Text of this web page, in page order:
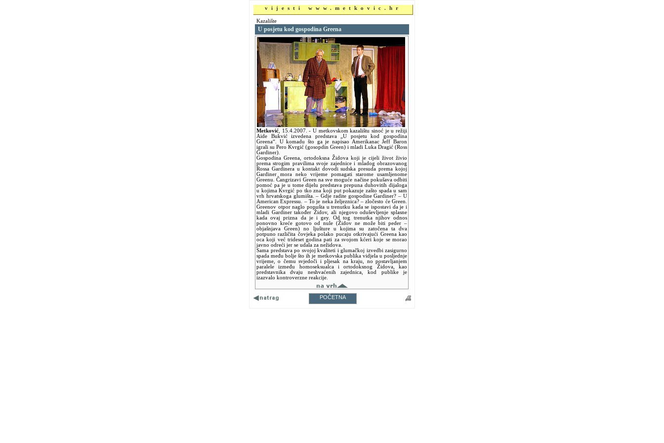
vijesti www.metkovic.hr
Kazalište
U posjetu kod gospodina Greena
Metković 15.4.2007.- U metkovskom kazalištu sinoć je u režiji
Aide Bukvić izvedena predstava „U posjetu kod gospodina
Greena“. U komadu što ga je napisao Amerikanac Jeff Baron
igrali su Pero Kvrgić (gosopdin Green) i mladi Luka Dragić (Ross
Gardiner).
Gospodina Greena, ortodoksna Židova koji je cijeli život živio
prema strogim pravilima svoje zajednice i mladog obrazovanog
Rossa Gardinera u kontakt dovodi sudska presuda prema kojoj
Gardiner mora neko vrijeme pomagati starome usamljenome
Greenu. Čangrizavi Green na sve moguće načine pokušava odbiti
pomoć pa je u tome dijelu predstava prepuna duhovitih dijaloga
u kojima Kvrgić po tko zna koji put pokazuje zašto spada u sam
vrh hrvatskoga glumišta. – Gdje radite gospodine Gardiner? – U
American Expressu. – To je neka željeznica? – zločesto će Green.
Greenov otpor naglo popušta u trenutku kada se ispostavi da je i
mladi Gardiner također Židov, ali njegovo oduševljenje splasne
kada ovaj prizna da je i gey. Od tog trenutka njihov odnos
ponovno kreće gotovo od nule (Židov ne može biti peder –
objašnjava Green) no ljušture u kojima su zatočena ta dva
potpuno različita čovjeka polako pucaju otkrivajući Greena kao
oca koji već trideset godina pati za svojom kćeri koje se morao
javno odreći jer se udala za nežidova.
Sama predstava po svojoj kvaliteti i glumačkoj izvedbi zasigurno
spada među bolje što ih je metkovska publika vidjela u posljednje
vrijeme, o čemu svjedoči i pljesak na kraju, no postavljanjem
paralele između homoseksualca i ortodoksnog Židova, kao
predstavnika dvaju neshvaćenih zajednica, kod publike je
izazvalo kontroverzne reakcije.
POČETNA